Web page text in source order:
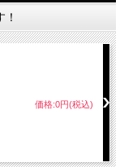
価格:0円(税込)